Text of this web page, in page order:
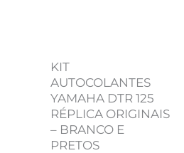
KIT
AUTOCOLANTES
YAMAHA DTR 125
RÉPLICA ORIGINAIS
– BRANCO E
PRETOS